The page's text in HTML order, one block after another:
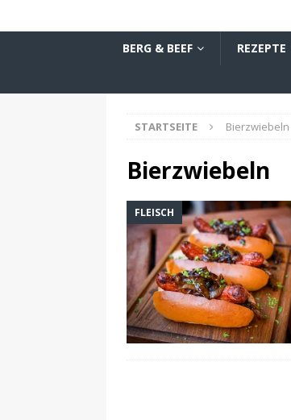
BERG & BEEF REZEPTE
STARTSEITE Bierzwiebeln
Bierzwiebeln
FLEISCH